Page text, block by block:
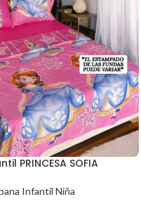
PRINCESA SOFIA
Infantil Niña